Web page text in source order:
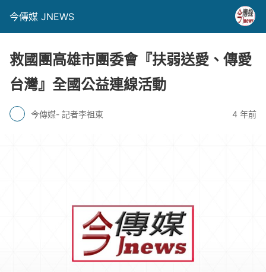
今傳媒 JNEWS
救國團高雄市團委會『扶弱送愛、傳愛
台灣』全國公益連線活動
今傳媒- 記者李祖東 4 年前